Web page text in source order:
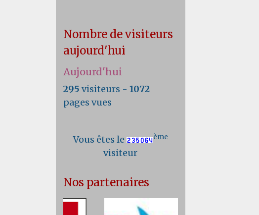
Nombre de visiteurs
aujourd'hui
Aujourd'hui
295 visiteurs -1072
pages vues
Vous êtes le ème
visiteur
Nos partenaires